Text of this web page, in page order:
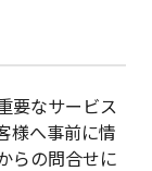
要なサービス
様へ事前に情
らの問合せに